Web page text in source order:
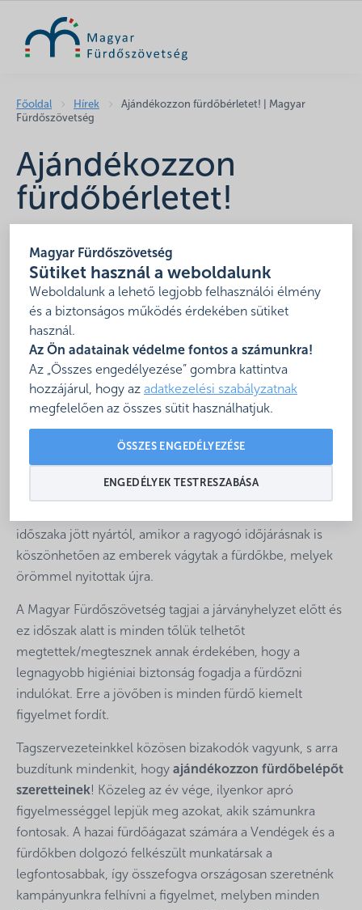
Magyar Fürdőszövetség
Sütiket használ a weboldalunk
Weboldalunk a lehető legjobb felhasználói élmény
és a biztonságos működés érdekében sütiket
használ.
Az Ön adatainak védelme fontos a számunkra!
Az „Összes engedélyezése” gombra kattintva
hozzájárul, hogy az adatkezelési szabályzatnak
megfelelően az összes sütit használhatjuk.
ÖSSZES ENGEDÉLYEZÉSE
ENGEDÉLYEK TESTRESZABÁSA
Főoldal Hírek
Ajándékozzon fürdőbérletet! | Magyar
Fürdőszövetség
Ajándékozzon
fürdőbérletet!
Ajándékozzon fürdőbérletet!
Az idei esztendő a hazai fürdőágazatban igencsak
kétarcú volt. Hónapokig Vendégek nélkül árválkodtak a
időszaka jött nyártól, amikor a ragyogó időjárásnak is
köszönhetően az emberek vágytak a fürdőkbe, melyek
örömmel nyitottak újra.
A Magyar Fürdőszövetség tagjai a járványhelyzet előtt és
ez időszak alatt is minden tőlük telhetőt
megtettek/megtesznek annak érdekében, hogy a
legnagyobb higiéniai biztonság fogadja a fürdőzni
indulókat. Erre a jövőben is minden fürdő kiemelt
figyelmet fordít.
Tagszervezeteinkkel közösen bizakodók vagyunk, s arra
buzdítunk mindenkit, hogy ajándékozzon fürdőbelépőt
szeretteinek! Közeleg az év vége, ilyenkor apró
figyelmességgel lepjük meg azokat, akik számunkra
fontosak. A hazai fürdőágazat számára a Vendégek és a
fürdőkben dolgozó felkészült munkatársak a
legfontosabbak, így összefogva országosan szeretnénk
kampányunkra felhívni a figyelmet, melyben minden